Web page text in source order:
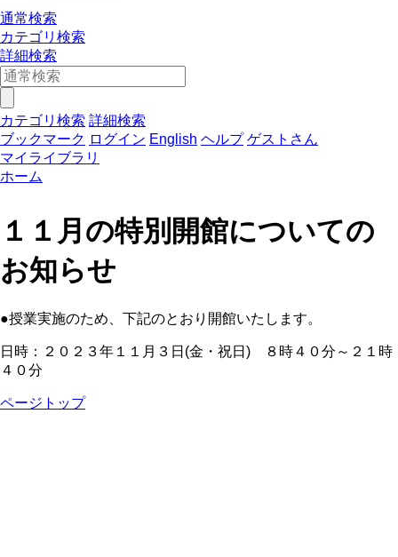
通常検索
カテゴリ検索
詳細検索
カテゴリ検索 詳細検索
ブックマーク ログイン English ヘルプ ゲストさん
マイライブラリ
ホーム
１１月の特別開館についての
お知らせ
●授業実施のため、下記のとおり開館いたします。
日時：２０２３年１１月３日(金・祝日) ８時４０分～２１時
４０分
ページトップ